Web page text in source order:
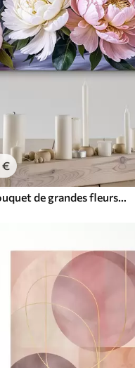
€
Peintures Un bouquet de grandes fleurs de pivoines roses et blanches luxuriantes avec des feuilles vertes sur un arrière-plan doux et flou